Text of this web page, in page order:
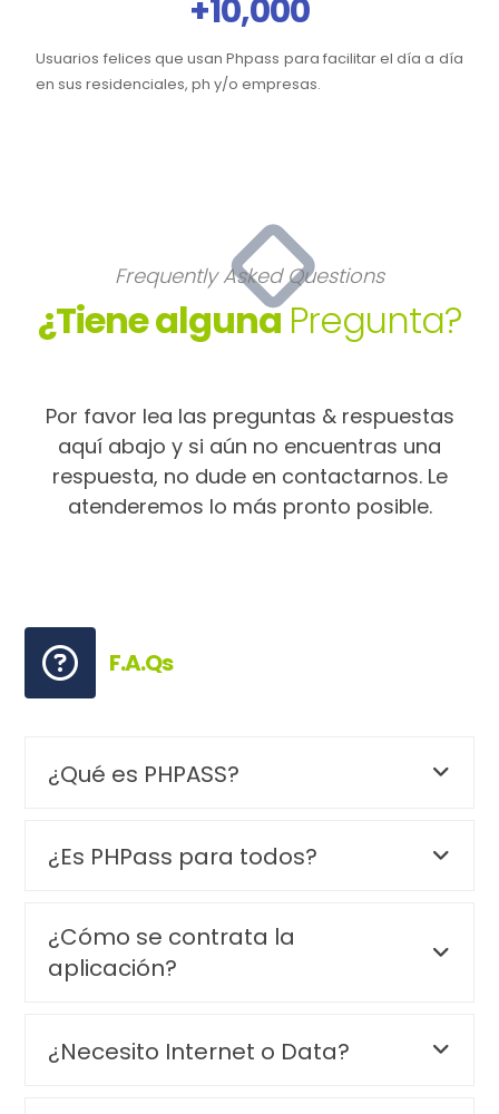
+10,000
Usuarios felices que usan Phpass para facilitar el día a día
en sus residenciales, ph y/o empresas.
Frequently Asked Questions
¿Tiene algunaPregunta?
Por favor lea las preguntas & respuestas
aquí abajo y si aún no encuentras una
respuesta, no dude en contactarnos. Le
atenderemos lo más pronto posible.
F.A.Qs
¿Qué es PHPASS?
¿Es PHPass para todos?
¿Cómo se contrata la
aplicación?
¿Necesito Internet o Data?